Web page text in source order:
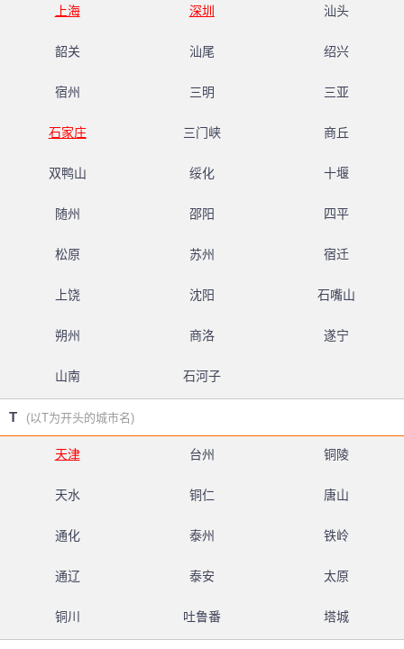
上海 深圳 汕头
韶关 汕尾 绍兴
宿州 三明 三亚
石家庄 三门峡 商丘
双鸭山 绥化 十堰
随州 邵阳 四平
松原 苏州 宿迁
上饶 沈阳 石嘴山
朔州 商洛 遂宁
山南 石河子
T (以T为开头的城市名)
天津 台州 铜陵
天水 铜仁 唐山
通化 泰州 铁岭
通辽 泰安 太原
铜川 吐鲁番 塔城